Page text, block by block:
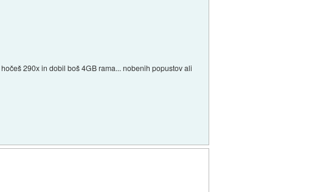
290x in dobil boš 4GB rama... nobenih popustov ali